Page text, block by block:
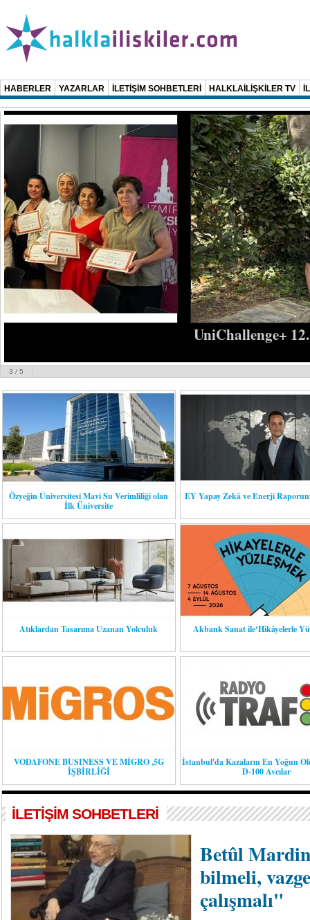
HABERLER YAZARLAR İLETİŞİM SOHBETLERİ HALKLAİLİŞKİLER TV
UniChallenge+ 12. Dönemini Tamamladı
4 / 5
Özyeğin Üniversitesi Mavi Su Verimliliği olan
İlk Üniversite
EY Yapay Zekâ ve Enerji
Atıklardan Tasarıma Uzanan Yolculuk Akbank Sanat ile‘Hikâyelerle
VODAFONE BUSINESS VE MİGRO ,5G
İŞBİRLİĞİ
İstanbul'da Kazaların En Yoğun
D-100 Avcılar
İLETİŞİM SOHBETLERİ
Betûl
bilmeli,
çalışmalı"